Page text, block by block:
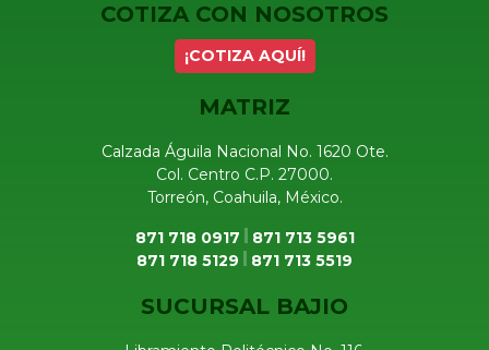
COTIZA CON NOSOTROS
¡COTIZA AQUÍ!
MATRIZ
Calzada Águila Nacional No. 1620 Ote.
Col. Centro C.P. 27000.
Torreón, Coahuila, México.
871 718 0917
871 713 5961
871 718 5129
871 713 5519
SUCURSAL BAJIO